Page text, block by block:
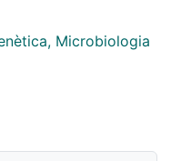
application.
are a useful tool for
of
up of specific
biotechnology and
and monitoring
of the
Microbiologia